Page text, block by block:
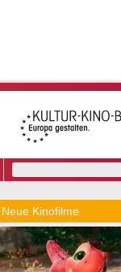
Neue Kinofilme